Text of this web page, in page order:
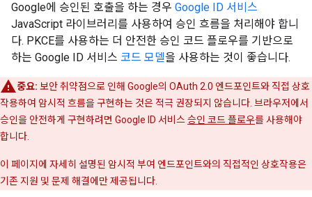
Google에 승인된 호출을 하는 경우 Google ID 서비스
JavaScript 라이브러리를 사용하여 승인 흐름을 처리해야 합니
다. PKCE를 사용하는 더 안전한 승인 코드 플로우를 기반으로
하는 Google ID 서비스 코드 모델을 사용하는 것이 좋습니다.
중요: 보안 취약점으로 인해 Google의 OAuth 2.0 엔드포인트와 직접 상호
작용하여 암시적 흐름을 구현하는 것은 적극 권장되지 않습니다. 브라우저에서
승인을 안전하게 구현하려면 Google ID 서비스승인 코드 플로우를 사용해야
합니다.
이 페이지에 자세히 설명된 암시적 부여 엔드포인트와의 직접적인 상호작용은
기존 지원 및 문제 해결에만 제공됩니다.